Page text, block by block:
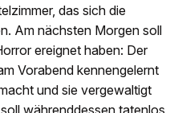
das sich die
Am nächsten Morgen soll
ereignet haben: Der
Vorabend kennengelernt
und sie vergewaltigt